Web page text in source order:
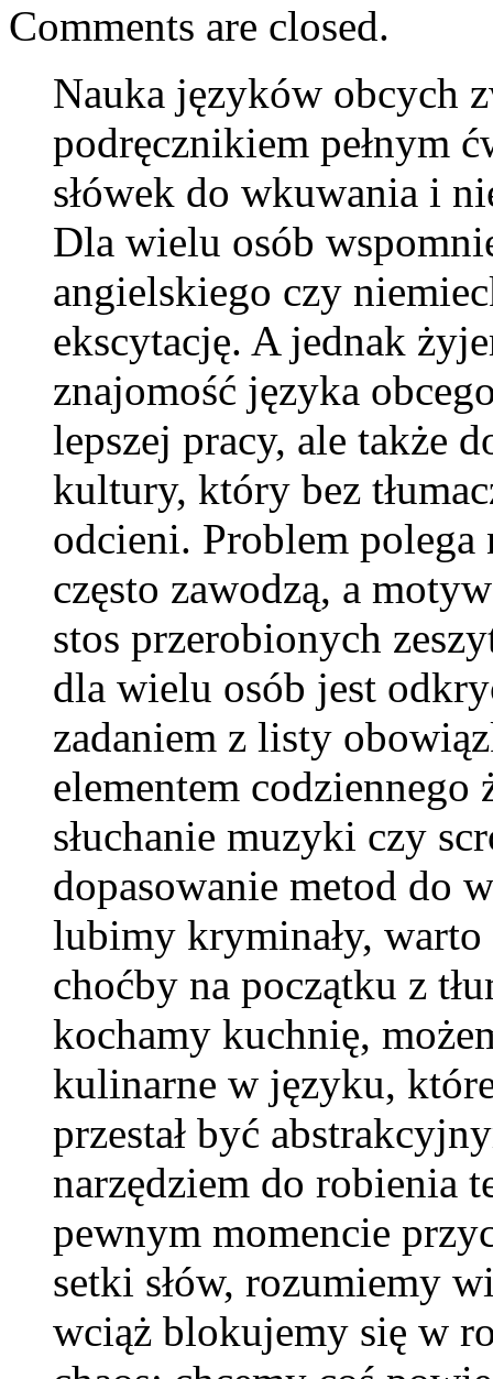
Comments are closed.
Nauka języków obcych
podręcznikiem pełnym
słówek do wkuwania i
Dla wielu osób
angielskiego czy
ekscytację. A jednak
znajomość języka
lepszej pracy, ale także
kultury, który bez
odcieni. Problem
często zawodzą, a
stos przerobionych
dla wielu osób jest
zadaniem z listy
elementem
słuchanie muzyki czy
dopasowanie metod do
lubimy kryminały,
choćby na początku z
kochamy kuchnię,
kulinarne w języku,
przestał być
narzędziem do robienia
pewnym momencie
setki słów, rozumiemy
wciąż blokujemy się w